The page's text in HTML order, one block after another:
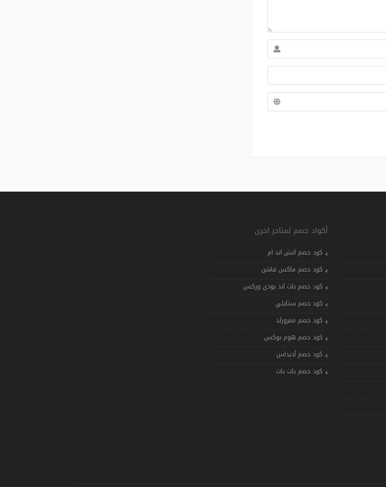
أكواد خصم لمتاجر اخرى
كود خصم اتش اند ام
كود خصم ماكس فاشن
كود خصم باث اند بودي وركس
كود خصم ستايلي
كود خصم ممزورلد
كود خصم هوم بوكس
كود خصم أديداس
كود خصم بات بات